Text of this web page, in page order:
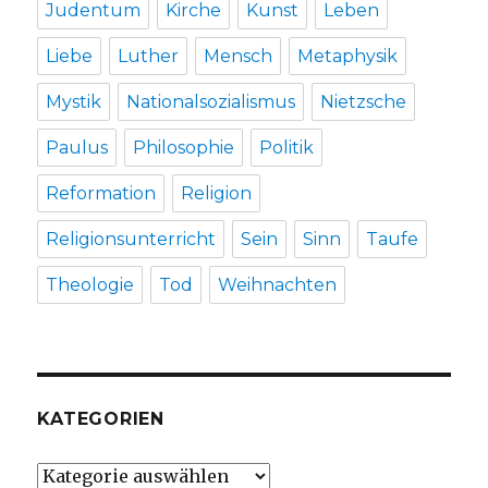
Judentum Kirche Kunst Leben
Liebe Luther Mensch Metaphysik
Mystik Nationalsozialismus Nietzsche
Paulus Philosophie Politik
Reformation Religion
Religionsunterricht Sein Sinn Taufe
Theologie Tod Weihnachten
KATEGORIEN
Kategorien